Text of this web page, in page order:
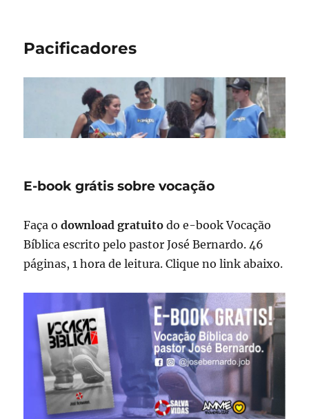
Pacificadores
E-book grátis sobre vocação
Faça odownload gratuito do e-book Vocação
Bíblica escrito pelo pastor José Bernardo. 46
páginas, 1 hora de leitura. Clique no link abaixo.